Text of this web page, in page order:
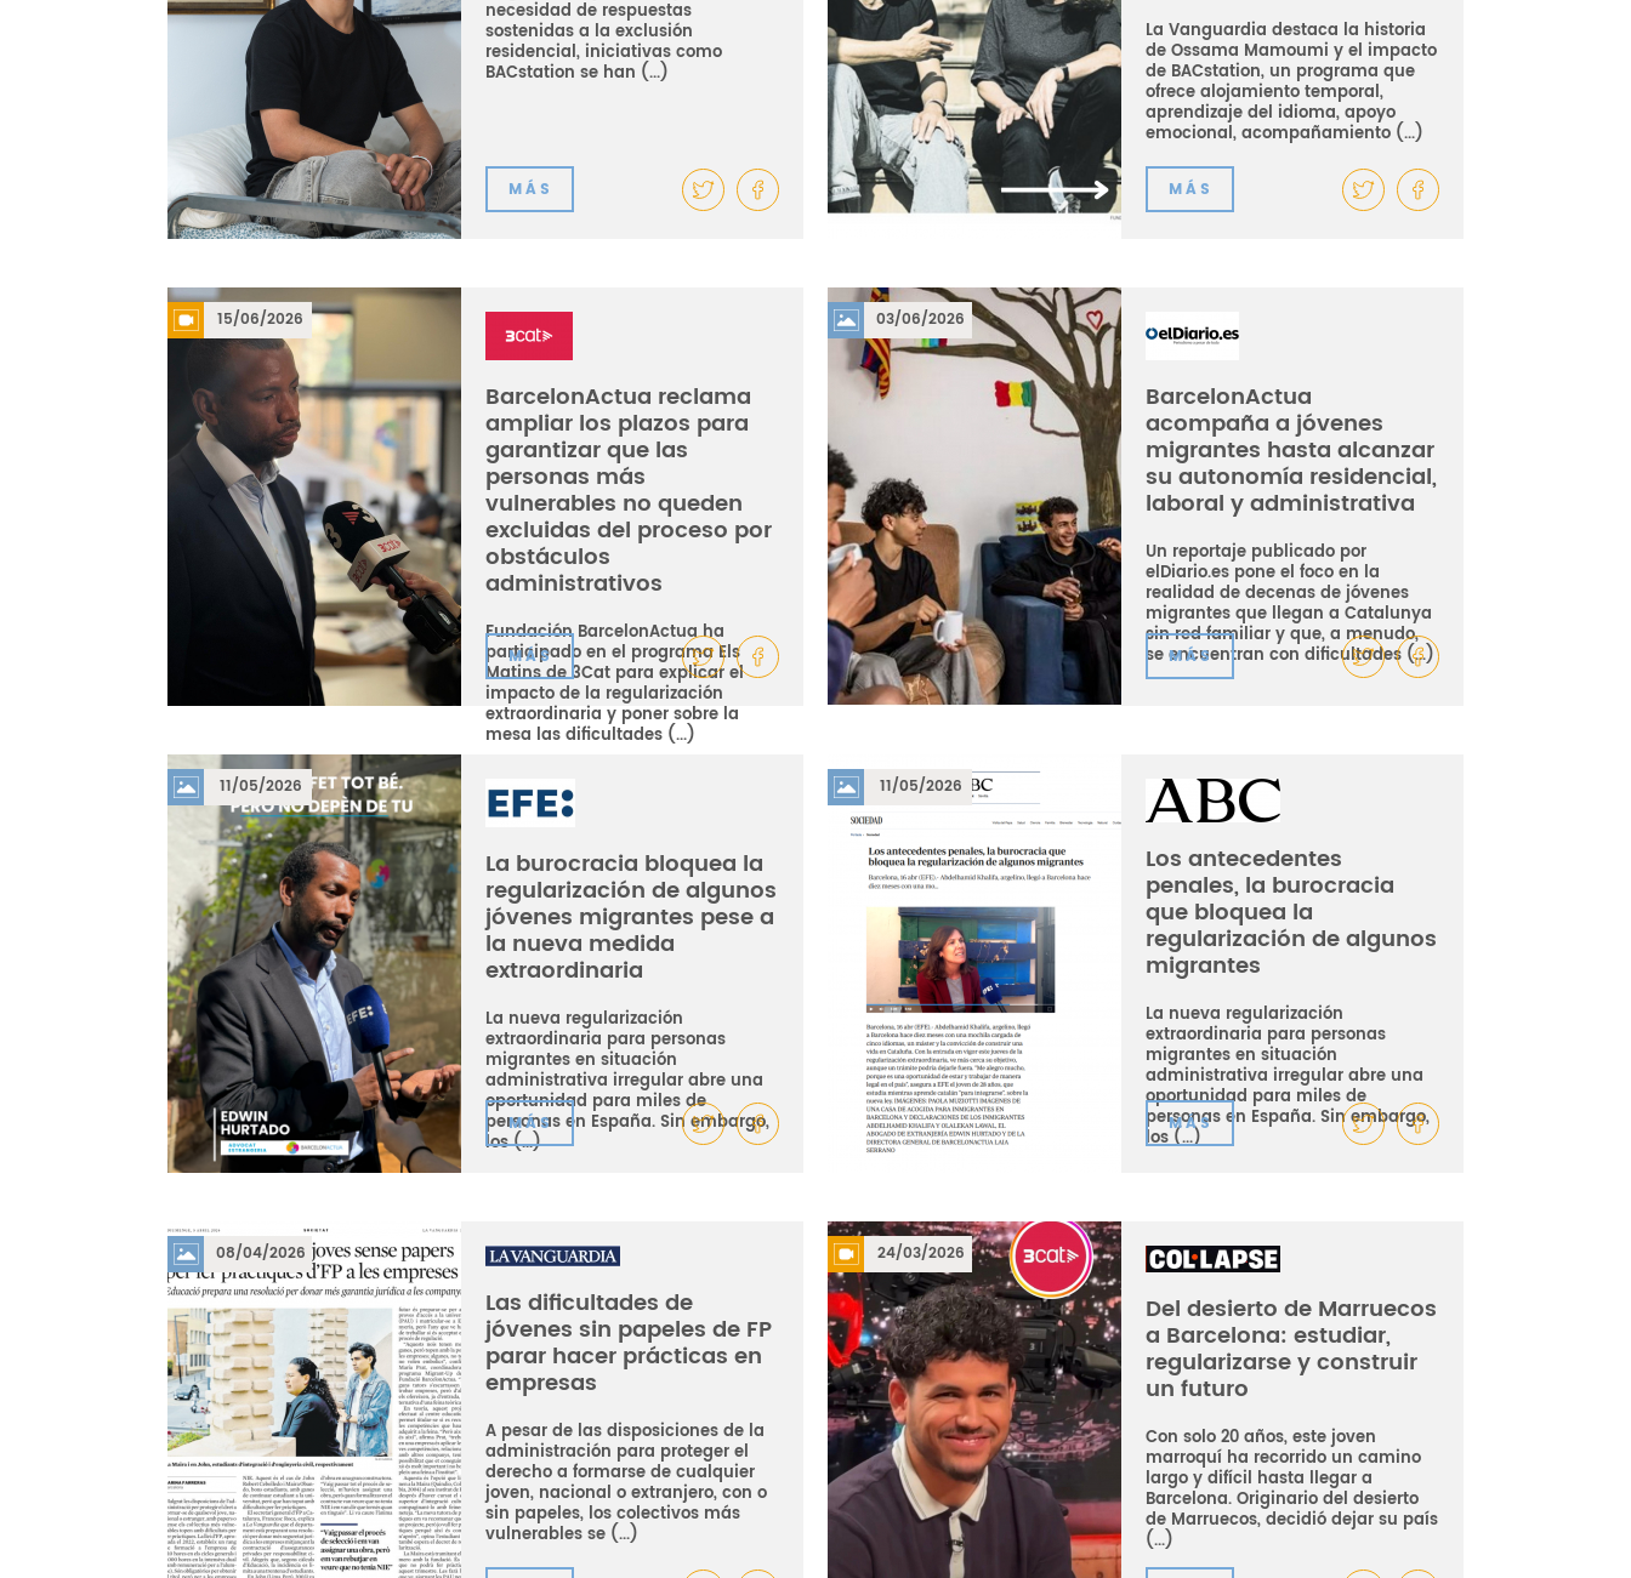
necesidad de respuestas
sostenidas a la exclusión
residencial, iniciativas como
BACstation se han (...)
MÁS
La Vanguardia destaca la historia
de Ossama Mamoumi y el impacto
de BACstation, un programa que
ofrece alojamiento temporal,
aprendizaje del idioma, apoyo
emocional, acompañamiento (...)
MÁS
15/06/2026
BarcelonActua reclama
ampliar los plazos para
garantizar que las
personas más
vulnerables no queden
excluidas del proceso por
obstáculos
administrativos
Fundación BarcelonActua ha
participado en el programa Els
Matins de 3Cat para explicar el
impacto de la regularización
extraordinaria y poner sobre la
mesa las dificultades (...)
MÁS
03/06/2026
BarcelonActua
acompaña a jóvenes
migrantes hasta alcanzar
su autonomía residencial,
laboral y administrativa
Un reportaje publicado por
elDiario.es pone el foco en la
realidad de decenas de jóvenes
migrantes que llegan a Catalunya
sin red familiar y que, a menudo,
se encuentran con dificultades (...)
MÁS
11/05/2026
La burocracia bloquea la
regularización de algunos
jóvenes migrantes pese a
la nueva medida
extraordinaria
La nueva regularización
extraordinaria para personas
migrantes en situación
administrativa irregular abre una
oportunidad para miles de
personas en España. Sin embargo,
los (...)
MÁS
11/05/2026
Los antecedentes
penales, la burocracia
que bloquea la
regularización de algunos
migrantes
La nueva regularización
extraordinaria para personas
migrantes en situación
administrativa irregular abre una
oportunidad para miles de
personas en España. Sin embargo,
los (...)
MÁS
08/04/2026
Las dificultades de
jóvenes sin papeles de FP
parar hacer prácticas en
empresas
A pesar de las disposiciones de la
administración para proteger el
derecho a formarse de cualquier
joven, nacional o extranjero, con o
sin papeles, los colectivos más
vulnerables se (...)
24/03/2026
Del desierto de Marruecos
a Barcelona: estudiar,
regularizarse y construir
un futuro
Con solo 20 años, este joven
marroquí ha recorrido un camino
largo y difícil hasta llegar a
Barcelona. Originario del desierto
de Marruecos, decidió dejar su país
(...)